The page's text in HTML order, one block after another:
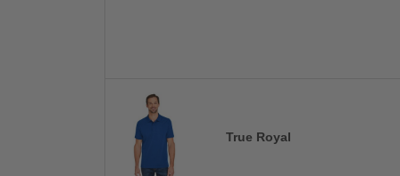
True Royal